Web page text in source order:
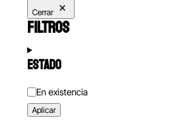
Cerrar
FILTROS
ESTADO
Estado
En existencia
Aplicar